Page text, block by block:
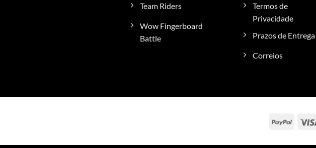
Team Riders
Wow Fingerboard
Battle
Termos de
Privacidade
Prazos de Entrega
Correios
PayPal